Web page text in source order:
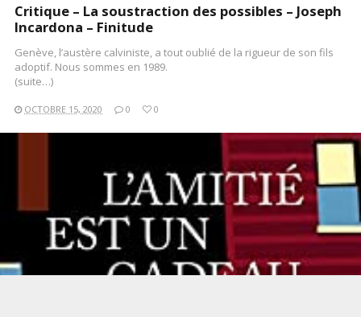
Critique – La soustraction des possibles – Joseph
Incardona – Finitude
Genève, l’austère calviniste, a tout oublié de la rigueur de son fils
adoptif. Nous sommes en 1989.
(suite…)
OCTOBRE 15, 2020 0 0